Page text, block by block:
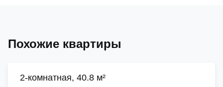
Похожие квартиры
2-комнатная, 40.8 м²